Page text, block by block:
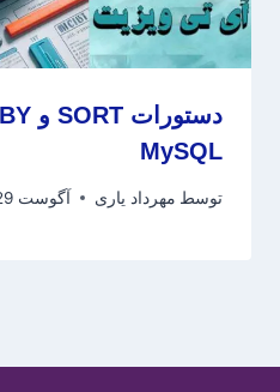
MySQL
توسط مهرداد یاری آگوست 29, 2024